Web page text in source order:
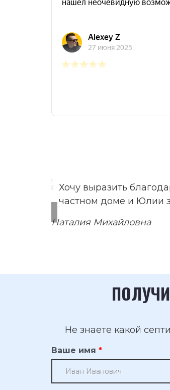
Хочу выразить
частном доме и Юлии
Наталия Михайловна
Не знаете какой
Ваше имя